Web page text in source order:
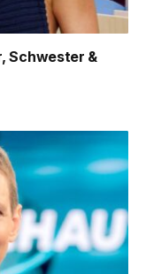
Schwester &